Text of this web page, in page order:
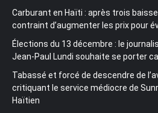
Carburant en Haïti : après trois
contraint d’augmenter les prix pour
Élections du 13 décembre : le
Jean-Paul Lundi souhaite se porter
Tabassé et forcé de descendre de
critiquant le service médiocre de
Haïtien